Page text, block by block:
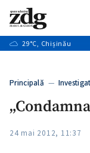
+7
+1
Caută
29°C, Chișinău
Principală —
24 mai 2012, 11:37